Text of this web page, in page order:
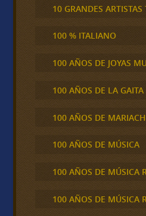
10 GRANDES ARTISTAS
100 % ITALIANO
100 AÑOS DE JOYAS
100 AÑOS DE LA GAITA
100 AÑOS DE
100 AÑOS DE MÚSICA
100 AÑOS DE MÚSICA
100 AÑOS DE MÚSICA